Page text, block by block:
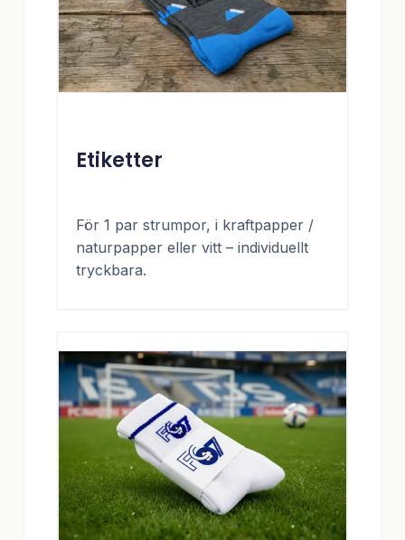
Etiketter
För 1 par strumpor, i kraftpapper /
naturpapper eller vitt – individuellt
tryckbara.